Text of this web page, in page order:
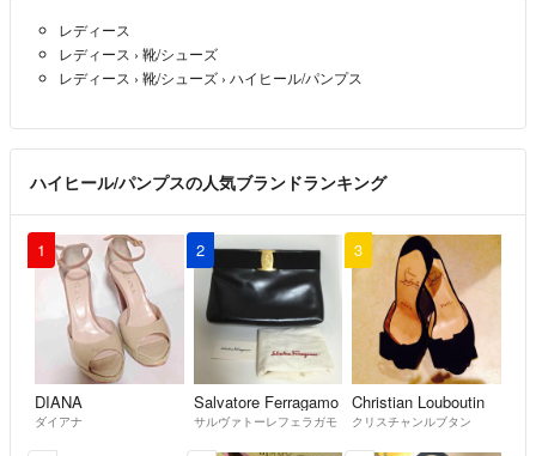
レディース
レディース › 靴/シューズ
レディース › 靴/シューズ › ハイヒール/パンプス
ハイヒール/パンプスの人気ブランドランキング
1
DIANA
ダイアナ
2
Salvatore Ferragamo
サルヴァトーレフェラガモ
3
Christian Louboutin
クリスチャンルブタン